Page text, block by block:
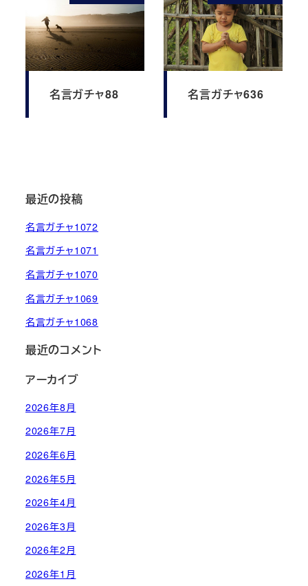
名言ガチャ88 名言ガチャ636
最近の投稿
名言ガチャ1072
名言ガチャ1071
名言ガチャ1070
名言ガチャ1069
名言ガチャ1068
最近のコメント
アーカイブ
2026年8月
2026年7月
2026年6月
2026年5月
2026年4月
2026年3月
2026年2月
2026年1月